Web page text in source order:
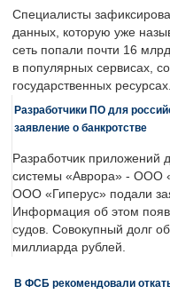
Специалисты
данных, которую уже
сеть попали почти 16
в популярных сервисах,
государственных
Разработчики ПО для
заявление о банкротстве
Разработчик приложений
системы «Аврора» - ООО
ООО «Гиперус» подали
Информация об этом
судов. Совокупный долг
миллиарда рублей.
В ФСБ рекомендовали